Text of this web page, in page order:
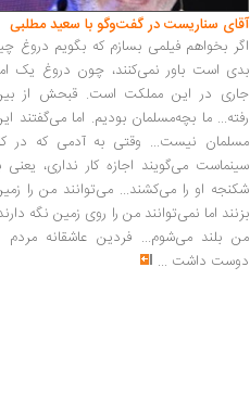
آقای سناریست در گفت‌وگو با سعید مطلبی
اگر بخواهم فیلمی بسازم که بگویم دروغ
بدی است باور نمی‌کنند، چون دروغ یک
جاری در این مملکت است. قبحش از
رفته... ما بچه‌مسلمان بودیم. اما می‌گفتند
مسلمان نیست... وقتی به آدمی که در
سینماست می‌گویند اجازه کار نداری، یعنی
شکنجه او را می‌کشند... می‌توانند من را
بزنند اما نمی‌توانند من را روی زمین نگه
من بلند می‌شوم... فردین عاشقانه مردم
دوست داشت ...